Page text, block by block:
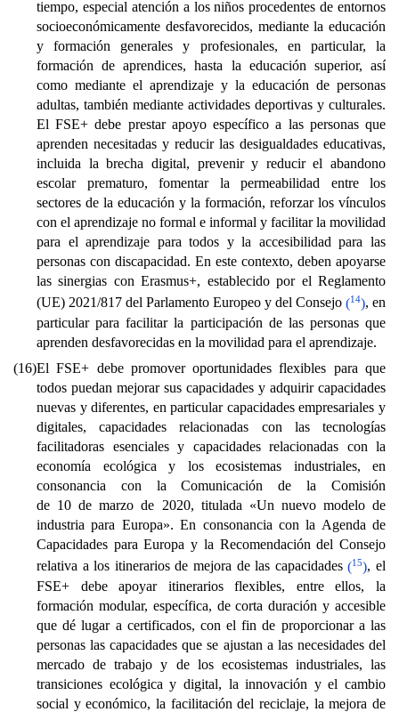
tiempo, especial atención a los niños procedentes de entornos
socioeconómicamente desfavorecidos, mediante la educación
y formación generales y profesionales, en particular, la
formación de aprendices, hasta la educación superior, así
como mediante el aprendizaje y la educación de personas
adultas, también mediante actividades deportivas y culturales.
El FSE+ debe prestar apoyo específico a las personas que
aprenden necesitadas y reducir las desigualdades educativas,
incluida la brecha digital, prevenir y reducir el abandono
escolar prematuro, fomentar la permeabilidad entre los
sectores de la educación y la formación, reforzar los vínculos
con el aprendizaje no formal e informal y facilitar la movilidad
para el aprendizaje para todos y la accesibilidad para las
personas con discapacidad. En este contexto, deben apoyarse
las sinergias con Erasmus+, establecido por el Reglamento
(UE) 2021/817 del Parlamento Europeo y del Consejo (14), en
particular para facilitar la participación de las personas que
aprenden desfavorecidas en la movilidad para el aprendizaje.
(16)El FSE+ debe promover oportunidades flexibles para que
todos puedan mejorar sus capacidades y adquirir capacidades
nuevas y diferentes, en particular capacidades empresariales y
digitales, capacidades relacionadas con las tecnologías
facilitadoras esenciales y capacidades relacionadas con la
economía ecológica y los ecosistemas industriales, en
consonancia con la Comunicación de la Comisión
de 10 de marzo de 2020, titulada «Un nuevo modelo de
industria para Europa». En consonancia con la Agenda de
Capacidades para Europa y la Recomendación del Consejo
relativa a los itinerarios de mejora de las capacidades(15), el
FSE+ debe apoyar itinerarios flexibles, entre ellos, la
formación modular, específica, de corta duración y accesible
que dé lugar a certificados, con el fin de proporcionar a las
personas las capacidades que se ajustan a las necesidades del
mercado de trabajo y de los ecosistemas industriales, las
transiciones ecológica y digital, la innovación y el cambio
social y económico, la facilitación del reciclaje, la mejora de